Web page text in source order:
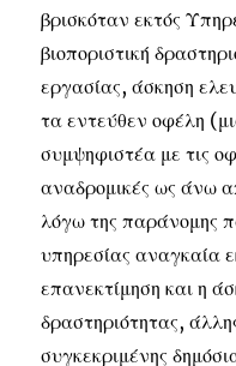
βρισκόταν εκτός
βιοποριστική
εργασίας, άσκηση
τα εντεύθεν οφέλη
συμψηφιστέα με τις
αναδρομικές ως άνω
λόγω της παράνομης
υπηρεσίας αναγκαία
επανεκτίμηση και η
δραστηριότητας,
συγκεκριμένης